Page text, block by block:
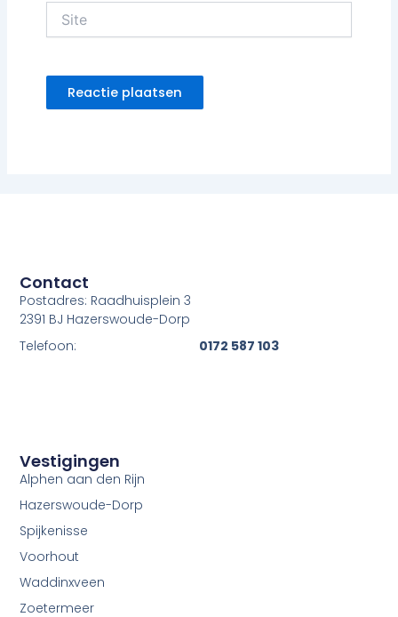
Site
Vestigingen
Alphen aan den Rijn
Hazerswoude-Dorp
Spijkenisse
Voorhout
Waddinxveen
Zoetermeer
Contact
Postadres: Raadhuisplein 3
2391 BJ Hazerswoude-Dorp
Telefoon:
0172 587 103